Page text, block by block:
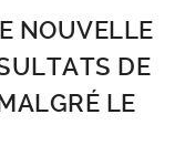
NOUVELLE
DE
LE